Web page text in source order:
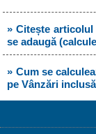
» Citește articolul
se adaugă
» Cum se
pe Vânzări